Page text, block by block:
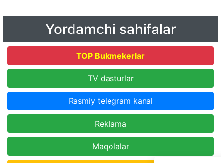
Yordamchi sahifalar
TOP Bukmekerlar
TV dasturlar
Rasmiy telegram kanal
Reklama
Maqolalar